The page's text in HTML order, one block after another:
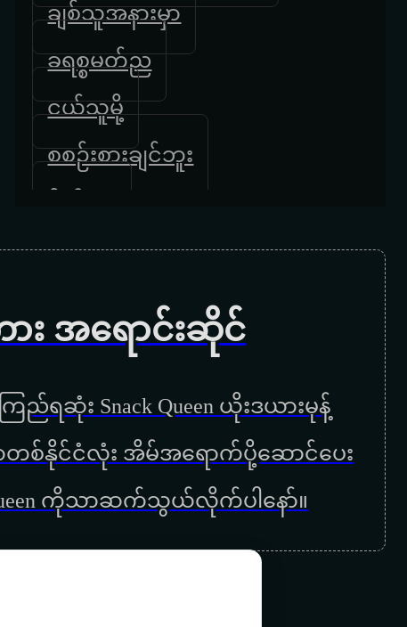
ချစ်သူအနားမှာ
ခရစ္စမတ်ည
ငယ်သူမို့
စစဉ်းစားချင်ဘူး
ဆုတောင်း
ပြန်လည်တမ်းတခြင်း
တမ်းတမ်းစွဲ
တအားချစ်မိနေလို့
တိတ်တိတ်လေးကြေကွဲ
အရောင်းဆိုင်
ရဆုံး Snack Queen ယိုးဒယားမုန့်
မာတစ်နိုင်ငံလုံး အိမ်အရောက်ပို့ဆောင်ပေး
ကိုသာဆက်သွယ်လိုက်ပါနော်။